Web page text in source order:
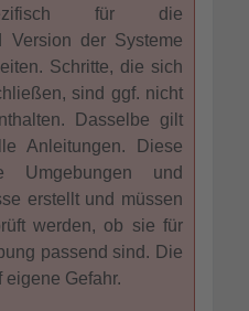
für die
Version der Systeme
Schritte, die sich
sind ggf. nicht
Dasselbe gilt
Anleitungen. Diese
Umgebungen und
erstellt und müssen
werden, ob sie für
passend sind. Die
Gefahr.